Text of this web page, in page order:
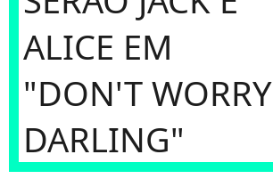
ALICE EM
"DON'T WORRY
DARLING"